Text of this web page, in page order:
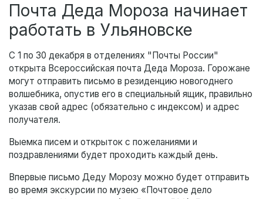
Почта Деда Мороза начинает
работать в Ульяновске
С 1 по 30 декабря в отделениях "Почты России"
открыта Всероссийская почта Деда Мороза. Горожане
могут отправить письмо в резиденцию новогоднего
волшебника, опустив его в специальный ящик, правильно
указав свой адрес (обязательно с индексом) и адрес
получателя.
Выемка писем и открыток с пожеланиями и
поздравлениями будет проходить каждый день.
Впервые письмо Деду Морозу можно будет отправить
во время экскурсии по музею «Почтовое дело